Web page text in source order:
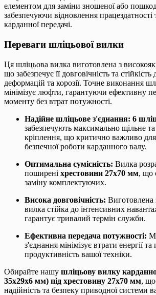
елементом для заміни зношеної або
забезпечуючи відновлення працездатності
карданної передачі.
Переваги шліцьової вилки
Ця шліцьова вилка виготовлена з
що забезпечує її довговічність та стійкість
деформацій та корозії. Точне виконання
мінімізує люфти, гарантуючи ефективну
моменту без втрат потужності.
Надійне шліцьове з'єднання: 6
забезпечують максимально щільне
кріплення, що критично важливо для
безпечної роботи карданного валу.
Оптимальна сумісність: Вилка
поширені хрестовини 27х70 мм, що
заміну комплектуючих.
Висока довговічність: Виготовлена
вилка стійка до інтенсивних
гарантує тривалий термін служби.
Ефективна передача потужності:
з'єднання мінімізує втрати енергії
продуктивність вашої техніки.
Обирайте нашу шліцьову вилку
35х29х6 мм) під хрестовину 27х70 мм,
надійність та безпеку приводної системи